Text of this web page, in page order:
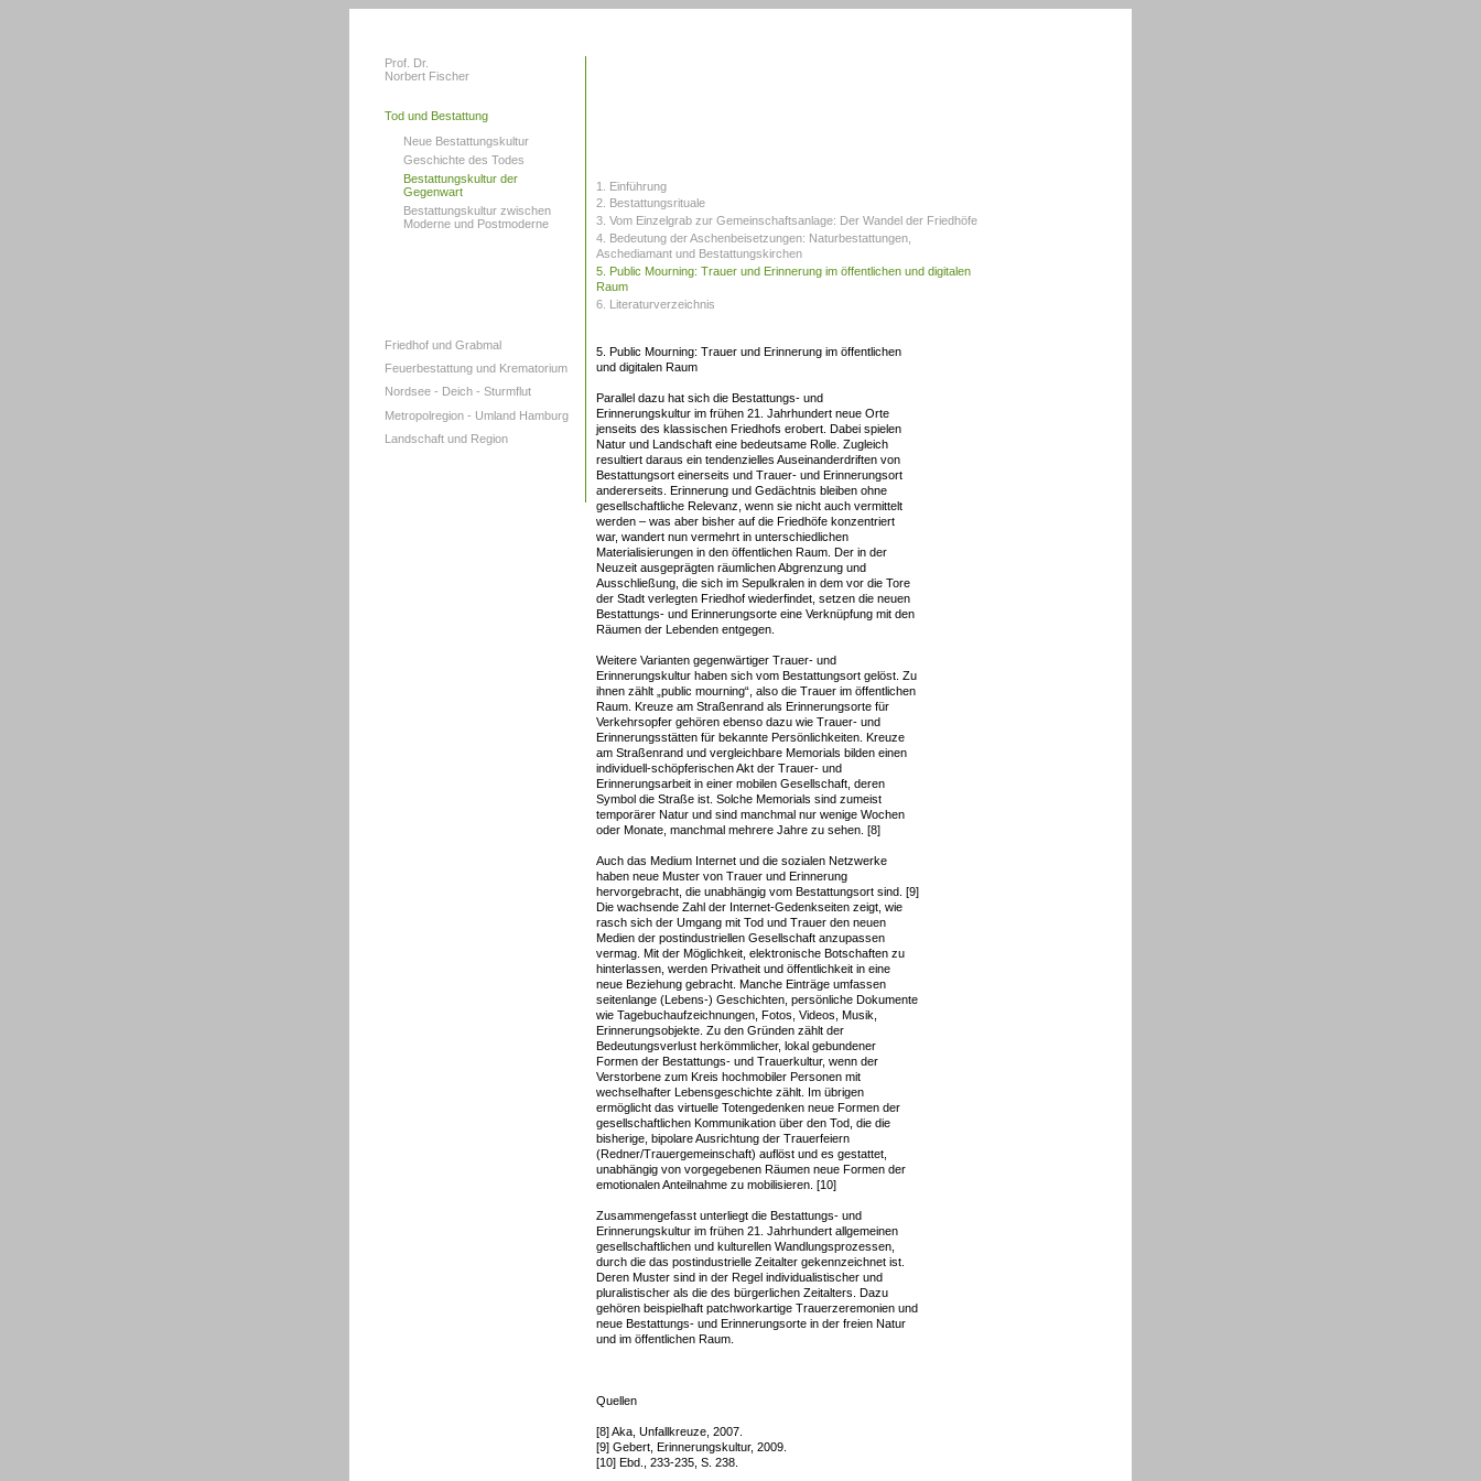
Prof. Dr.
Norbert Fischer
Tod und Bestattung
Friedhof und Grabmal
Feuerbestattung und Krematorium
Nordsee - Deich - Sturmflut
Metropolregion - Umland Hamburg
Landschaft und Region
Neue Bestattungskultur
Geschichte des Todes
Bestattungskultur der
Gegenwart
Bestattungskultur zwischen
Moderne und Postmoderne
1. Einführung
2. Bestattungsrituale
3. Vom Einzelgrab zur Gemeinschaftsanlage: Der Wandel der Friedhöfe
4. Bedeutung der Aschenbeisetzungen: Naturbestattungen,
Aschediamant und Bestattungskirchen
5. Public Mourning: Trauer und Erinnerung im öffentlichen und digitalen
Raum
6. Literaturverzeichnis
5. Public Mourning: Trauer und Erinnerung im öffentlichen
und digitalen Raum
Parallel dazu hat sich die Bestattungs- und
Erinnerungskultur im frühen 21. Jahrhundert neue Orte
jenseits des klassischen Friedhofs erobert. Dabei spielen
Natur und Landschaft eine bedeutsame Rolle. Zugleich
resultiert daraus ein tendenzielles Auseinanderdriften von
Bestattungsort einerseits und Trauer- und Erinnerungsort
andererseits. Erinnerung und Gedächtnis bleiben ohne
gesellschaftliche Relevanz, wenn sie nicht auch vermittelt
werden – was aber bisher auf die Friedhöfe konzentriert
war, wandert nun vermehrt in unterschiedlichen
Materialisierungen in den öffentlichen Raum. Der in der
Neuzeit ausgeprägten räumlichen Abgrenzung und
Ausschließung, die sich im Sepulkralen in dem vor die Tore
der Stadt verlegten Friedhof wiederfindet, setzen die neuen
Bestattungs- und Erinnerungsorte eine Verknüpfung mit den
Räumen der Lebenden entgegen.
Weitere Varianten gegenwärtiger Trauer- und
Erinnerungskultur haben sich vom Bestattungsort gelöst. Zu
ihnen zählt „public mourning“, also die Trauer im öffentlichen
Raum. Kreuze am Straßenrand als Erinnerungsorte für
Verkehrsopfer gehören ebenso dazu wie Trauer- und
Erinnerungsstätten für bekannte Persönlichkeiten. Kreuze
am Straßenrand und vergleichbare Memorials bilden einen
individuell-schöpferischen Akt der Trauer- und
Erinnerungsarbeit in einer mobilen Gesellschaft, deren
Symbol die Straße ist. Solche Memorials sind zumeist
temporärer Natur und sind manchmal nur wenige Wochen
oder Monate, manchmal mehrere Jahre zu sehen. [8]
Auch das Medium Internet und die sozialen Netzwerke
haben neue Muster von Trauer und Erinnerung
hervorgebracht, die unabhängig vom Bestattungsort sind. [9]
Die wachsende Zahl der Internet-Gedenkseiten zeigt, wie
rasch sich der Umgang mit Tod und Trauer den neuen
Medien der postindustriellen Gesellschaft anzupassen
vermag. Mit der Möglichkeit, elektronische Botschaften zu
hinterlassen, werden Privatheit und öffentlichkeit in eine
neue Beziehung gebracht. Manche Einträge umfassen
seitenlange (Lebens-) Geschichten, persönliche Dokumente
wie Tagebuchaufzeichnungen, Fotos, Videos, Musik,
Erinnerungsobjekte. Zu den Gründen zählt der
Bedeutungsverlust herkömmlicher, lokal gebundener
Formen der Bestattungs- und Trauerkultur, wenn der
Verstorbene zum Kreis hochmobiler Personen mit
wechselhafter Lebensgeschichte zählt. Im übrigen
ermöglicht das virtuelle Totengedenken neue Formen der
gesellschaftlichen Kommunikation über den Tod, die die
bisherige, bipolare Ausrichtung der Trauerfeiern
(Redner/Trauergemeinschaft) auflöst und es gestattet,
unabhängig von vorgegebenen Räumen neue Formen der
emotionalen Anteilnahme zu mobilisieren. [10]
Zusammengefasst unterliegt die Bestattungs- und
Erinnerungskultur im frühen 21. Jahrhundert allgemeinen
gesellschaftlichen und kulturellen Wandlungsprozessen,
durch die das postindustrielle Zeitalter gekennzeichnet ist.
Deren Muster sind in der Regel individualistischer und
pluralistischer als die des bürgerlichen Zeitalters. Dazu
gehören beispielhaft patchworkartige Trauerzeremonien und
neue Bestattungs- und Erinnerungsorte in der freien Natur
und im öffentlichen Raum.
Quellen
[8] Aka, Unfallkreuze, 2007.
[9] Gebert, Erinnerungskultur, 2009.
[10] Ebd., 233-235, S. 238.